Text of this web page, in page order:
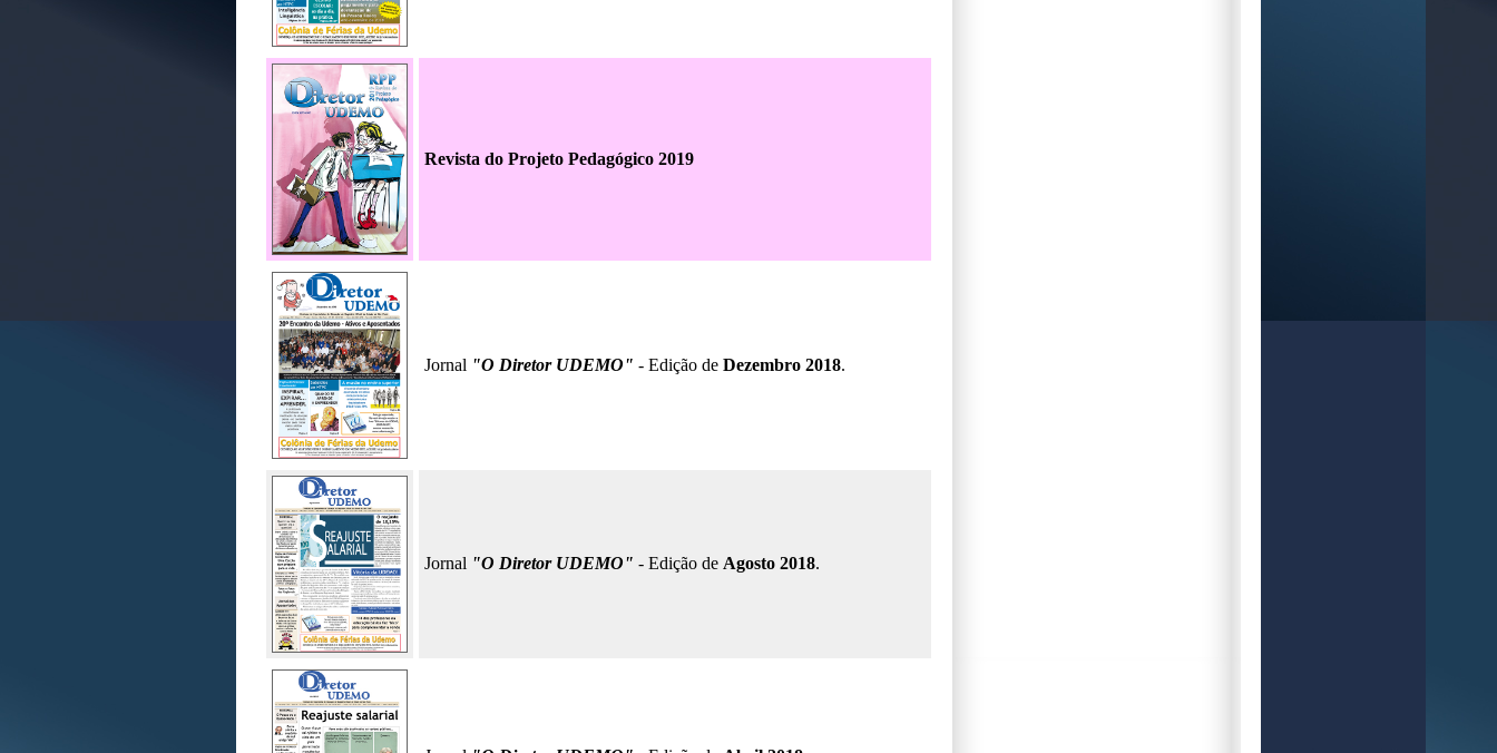
Revista do Projeto Pedagógico 2019
Jornal "O Diretor UDEMO" - Edição de Dezembro 2018.
Jornal "O Diretor UDEMO" - Edição de Agosto 2018.